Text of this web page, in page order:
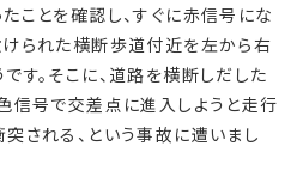
ことを確認し、すぐに赤信号にな
られた横断歩道付近を左から右
す。そこに、道路を横断しだした
信号で交差点に進入しようと走行
される、という事故に遭いまし